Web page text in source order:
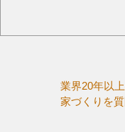
業界20年以
家づくりを